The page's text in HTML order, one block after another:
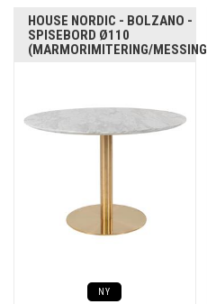
HOUSE NORDIC - BOLZANO -
SPISEBORD Ø110
(MARMORIMITERING/MESSING)
NY